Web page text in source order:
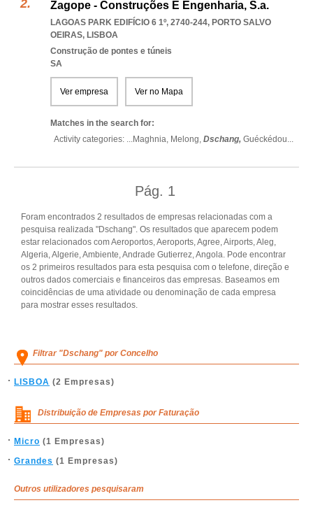
Zagope - Construções E Engenharia, S.a.
LAGOAS PARK EDIFÍCIO 6 1º, 2740-244, PORTO SALVO
OEIRAS, LISBOA
Construção de pontes e túneis
SA
Ver empresa Ver no Mapa
Matches in the search for:
Activity categories: ...Maghnia, Melong, Dschang, Guéckédou...
Pág. 1
Foram encontrados 2 resultados de empresas relacionadas com a
pesquisa realizada "Dschang". Os resultados que aparecem podem
estar relacionados com Aeroportos, Aeroports, Agree, Airports, Aleg,
Algeria, Algerie, Ambiente, Andrade Gutierrez, Angola. Pode encontrar
os 2 primeiros resultados para esta pesquisa com o telefone, direção e
outros dados comerciais e financeiros das empresas. Baseamos em
coincidências de uma atividade ou denominação de cada empresa
para mostrar esses resultados.
Filtrar "Dschang" por Concelho
LISBOA (2 Empresas)
Distribuição de Empresas por Faturação
Micro (1 Empresas)
Grandes (1 Empresas)
Outros utilizadores pesquisaram